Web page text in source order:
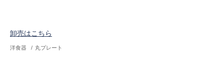
卸売はこちら
洋食器 / 丸プレート